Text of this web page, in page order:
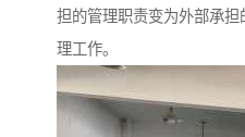
担的管理职责变为外部承
理工作。